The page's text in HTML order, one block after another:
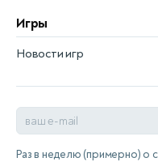
Игры
Новости игр
Раз в неделю (примерно) о